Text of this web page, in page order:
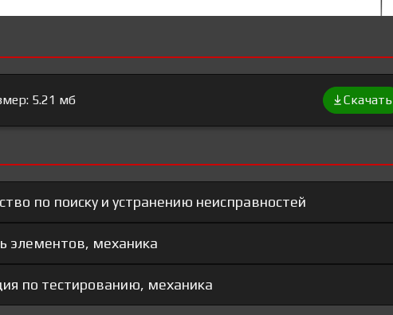
5.21 мб Скачать
по поиску и устранению неисправностей
элементов, механика
по тестированию, механика